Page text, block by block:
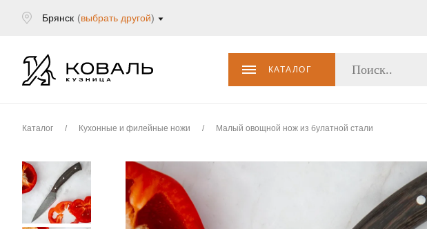
Брянск (выбрать другой)
КАТАЛОГ
Каталог / Кухонные и филейные ножи / Малый овощной нож из булатной стали